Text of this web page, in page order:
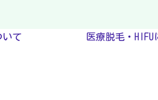
いて 医療脱毛・